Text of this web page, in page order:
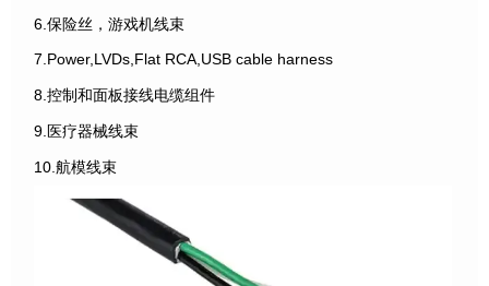
6.保险丝，游戏机线束
7.Power,LVDs,Flat RCA,USB cable harness
8.控制和面板接线电缆组件
9.医疗器械线束
10.航模线束